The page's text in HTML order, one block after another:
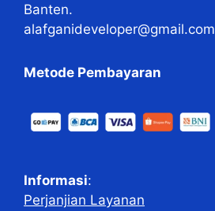
Banten.
alafganideveloper@gmail.com
Metode Pembayaran
Informasi:
Perjanjian Layanan